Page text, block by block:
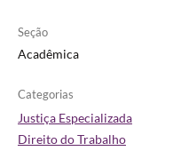
Seção
Acadêmica
Categorias
Justiça Especializada
Direito do Trabalho